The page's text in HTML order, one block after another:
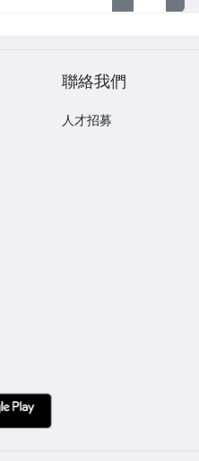
聯絡我們
人才招募